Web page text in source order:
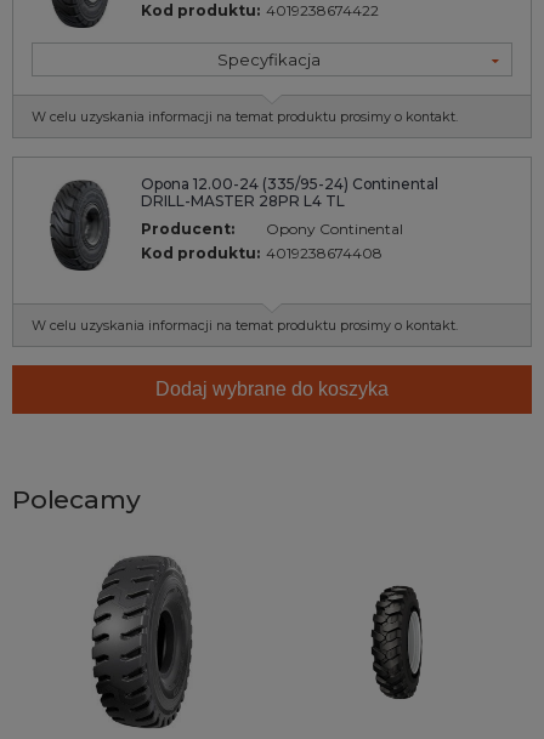
Kod produktu: 4019238674422
Specyfikacja
W celu uzyskania informacji na temat produktu prosimy o kontakt.
Opona 12.00-24 (335/95-24) Continental
DRILL-MASTER 28PR L4 TL
Producent:
Opony Continental
Kod produktu: 4019238674408
W celu uzyskania informacji na temat produktu prosimy o kontakt.
Dodaj wybrane do koszyka
Polecamy